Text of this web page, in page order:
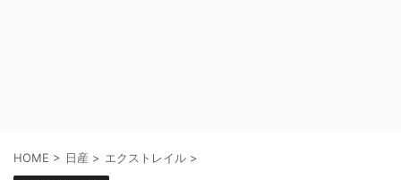
HOME > 日産 > エクストレイル >